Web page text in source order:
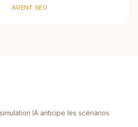
AGENT SEO
IA anticipe les scénarios